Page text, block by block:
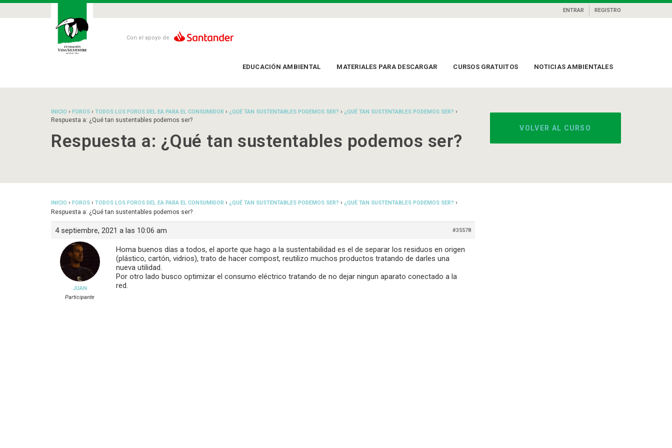
ENTRAR REGISTRO
Con el apoyo de
EDUCACIÓN AMBIENTAL MATERIALES PARA DESCARGAR CURSOS GRATUITOS NOTICIAS AMBIENTALES
INICIO › FOROS › TODOS LOS FOROS DEL EA PARA EL CONSUMIDOR › ¿QUÉ TAN SUSTENTABLES PODEMOS SER? › ¿QUÉ TAN SUSTENTABLES PODEMOS SER? ›
Respuesta a: ¿Qué tan sustentables podemos ser?
Respuesta a: ¿Qué tan sustentables podemos ser?
VOLVER AL CURSO
INICIO › FOROS › TODOS LOS FOROS DEL EA PARA EL CONSUMIDOR › ¿QUÉ TAN SUSTENTABLES PODEMOS SER? › ¿QUÉ TAN SUSTENTABLES PODEMOS SER? ›
Respuesta a: ¿Qué tan sustentables podemos ser?
4 septiembre, 2021 a las 10:06 am #35578
JUAN
Participante
Homa buenos días a todos, el aporte que hago a la sustentabilidad es el de separar los residuos en origen
(plástico, cartón, vidrios), trato de hacer compost, reutilizo muchos productos tratando de darles una
nueva utilidad.
Por otro lado busco optimizar el consumo eléctrico tratando de no dejar ningun aparato conectado a la
red.